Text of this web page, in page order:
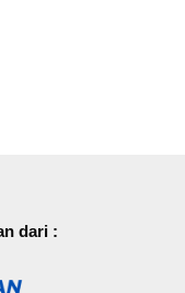
dari :